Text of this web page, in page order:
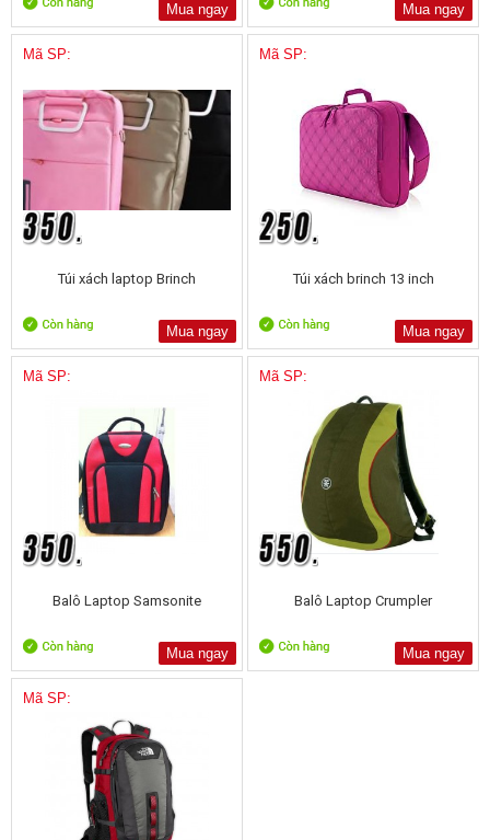
Mua ngay Mua ngay
Mã SP:
Túi xách laptop Brinch
Mua ngay
Mã SP:
Túi xách brinch 13 inch
Mua ngay
Mã SP:
Balô Laptop Samsonite
Mua ngay
Mã SP:
Balô Laptop Crumpler
Mua ngay
Mã SP: